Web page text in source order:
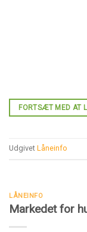
FORTSÆT MED AT
Udgivet Låneinfo
LÅNEINFO
Markedet for